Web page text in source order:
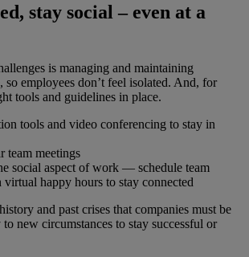
stay social – even at a
is managing and maintaining
so employees don’t feel isolated. And, for
tools and guidelines in place.
tools and video conferencing to stay in
team meetings
social aspect of work — schedule team
virtual happy hours to stay connected
and past crises that companies must be
new circumstances to stay successful or